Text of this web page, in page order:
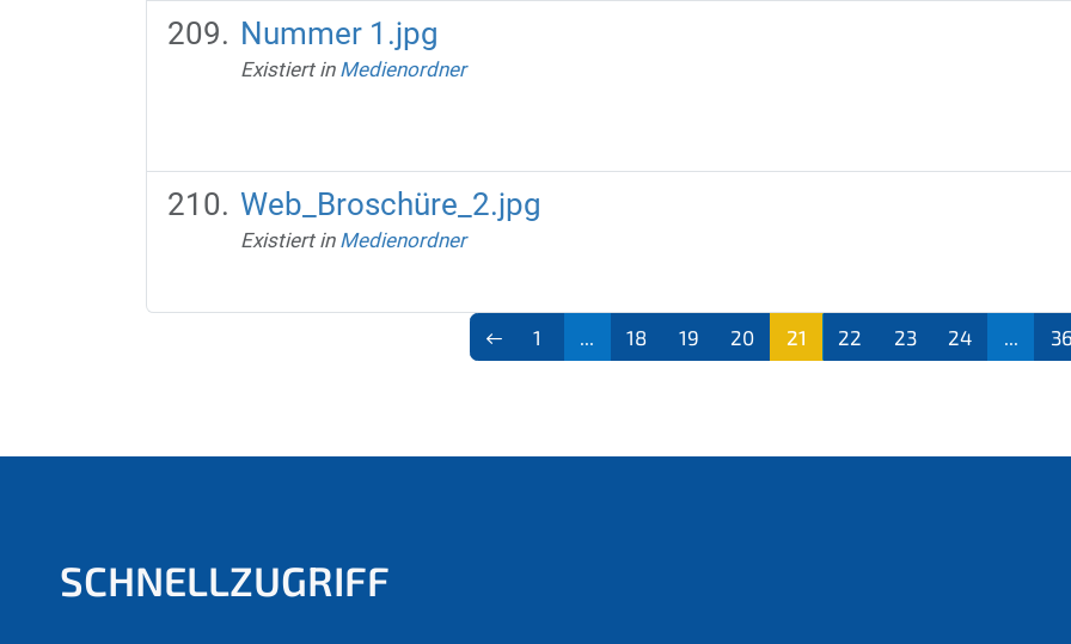
Nummer 1.jpg
Existiert in Medienordner
Web_Broschüre_2.jpg
Existiert in Medienordner
1 18 19 20
21
22 23 24
SCHNELLZUGRIFF